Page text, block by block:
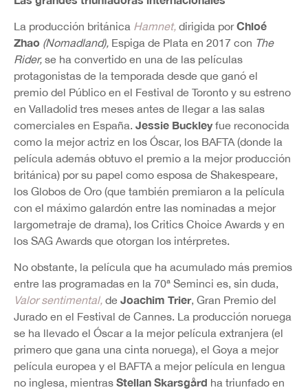
La producción británica Hamnet, dirigida porChloé
Zhao (Nomadland), Espiga de Plata en 2017 con The
Rider, se ha convertido en una de las películas
protagonistas de la temporada desde que ganó el
premio del Público en el Festival de Toronto y su estreno
en Valladolid tres meses antes de llegar a las salas
comerciales en España. Jessie Buckleyfue reconocida
como la mejor actriz en los Óscar, los BAFTA (donde la
película además obtuvo el premio a la mejor producción
británica) por su papel como esposa de Shakespeare,
los Globos de Oro (que también premiaron a la película
con el máximo galardón entre las nominadas a mejor
largometraje de drama), los Critics Choice Awards y en
los SAG Awards que otorgan los intérpretes.
No obstante, la película que ha acumulado más premios
entre las programadas en la 70ª Seminci es, sin duda,
Valor sentimental, de Joachim Trier, Gran Premio del
Jurado en el Festival de Cannes. La producción noruega
se ha llevado el Óscar a la mejor película extranjera (el
primero que gana una cinta noruega), el Goya a mejor
película europea y el BAFTA a mejor película en lengua
no inglesa, mientras Stellan Skarsgård ha triunfado en